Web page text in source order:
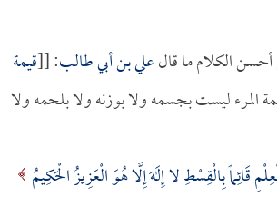
الكلام ما قالعلي بن أبي طالب: [[قيمة
المرء ليست بجسمه ولا بوزنه ولا بلحمه ولا
قَائِماً بِالْقِسْطِ لا إِلَهَ إِلَّا هُوَ الْعَزِيزُ الْحَكِيمُ